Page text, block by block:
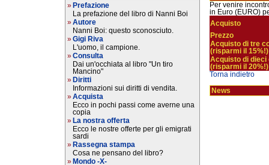
» Prefazione
La prefazione del libro di Nanni Boi
» Autore
Nanni Boi: questo sconosciuto.
» Gigi Riva
L'uomo, il campione.
» Consulta
Dai un'occhiata al libro "Un tiro
Mancino"
» Diritti
Informazioni sui diritti di vendita.
» Acquista
Ecco in pochi passi come averne una
copia
» La nostra offerta
Ecco le nostre offerte per gli emigrati
sardi
» Rassegna stampa
Cosa ne pensano del libro?
» Mondo -X-
Per venire
in Euro (EURO)
Acquisto
Prezzo
Acquisto di tre
(risparmi il 15%!)
Acquisto di dieci
(risparmi il 20%!)
Torna indietro
News